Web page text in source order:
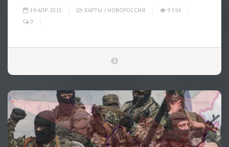
19-АПР-2015 КАРТЫ / НОВОРОССИЯ
9 594
0